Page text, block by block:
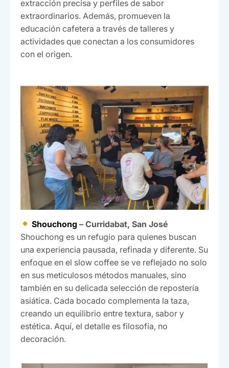
extracción precisa y perfiles de sabor
extraordinarios. Además, promueven la
educación cafetera a través de talleres y
actividades que conectan a los consumidores
con el origen.
Shouchong– Curridabat, San José
Shouchong es un refugio para quienes buscan
una experiencia pausada, refinada y diferente. Su
enfoque en el slow coffee se ve reflejado no solo
en sus meticulosos métodos manuales, sino
también en su delicada selección de repostería
asiática. Cada bocado complementa la taza,
creando un equilibrio entre textura, sabor y
estética. Aquí, el detalle es filosofía, no
decoración.